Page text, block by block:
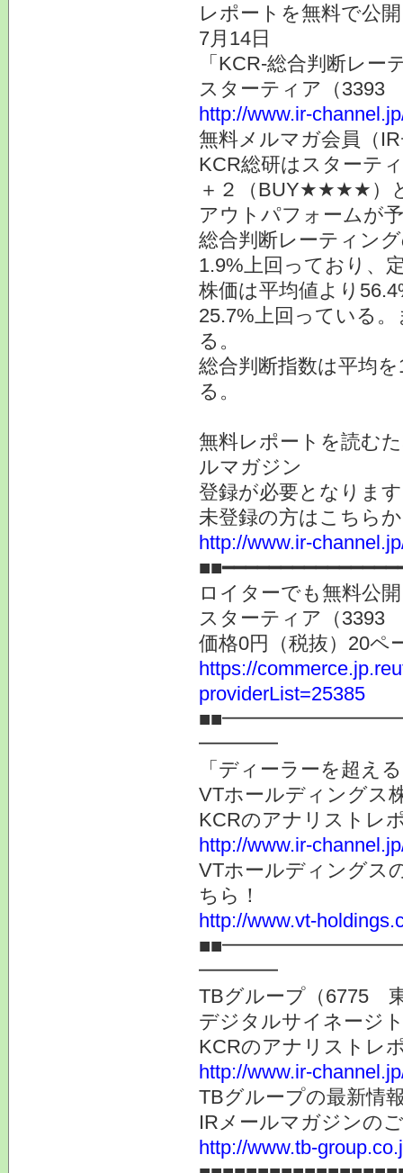
レポートを無料で公
7月14日
「KCR-総合判断レ
スターティア（3393
http://www.ir-
無料メルマガ会員（
KCR総研はスターテ
＋２（BUY★★★★）
アウトパフォームが
総合判断レーティン
1.9%上回っており、
株価は平均値より
25.7%上回っている
る。
総合判断指数は平均
る。
無料レポートを読む
ルマガジン
登録が必要となりま
未登録の方はこちら
http://www.ir-
ロイターでも無料公
スターティア（3393
価格0円（税抜）20ペ
https://
providerList=25385
━━━━
「ディーラーを超え
VTホールディングス
KCRのアナリストレ
http://www.ir-
VTホールディングス
ちら！
http://www.vt-
━━━━
TBグループ（6775
デジタルサイネージ
KCRのアナリストレ
http://www.ir-
TBグループの最新情
IRメールマガジンの
http://www.tb-